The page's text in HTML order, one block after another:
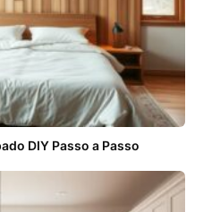
DIY Passo a Passo